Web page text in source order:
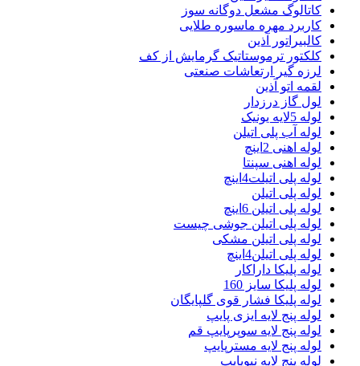
کاتالوگ مشعل دوگانه سوز
کاربرد مهره ماسوره طلایی
کالبیراتور آذین
کلکتور ترموستاتیک گرمایش از کف
لرزه گیر ارتعاشات صنعتی
لقمه اتو آذین
لول گاز درزدار
لوله 5لایه یونیک
لوله آب پلی اتیلن
لوله اهنی 2اینچ
لوله اهنی سپنتا
لوله پلی اتیلت4اینچ
لوله پلی اتیلن
لوله پلی اتیلن 6اینچ
لوله پلی اتیلن جوشی چیست
لوله پلی اتیلن مشکی
لوله پلی اتیلن4اینچ
لوله پلیکا داراکار
لوله پلیکا سایز 160
لوله پلیکا فشار قوی گلپایگان
لوله پنج لایه ایزی پایپ
لوله پنج لایه سوپرپایپ قم
لوله پنج لایه مسترپایپ
لوله پنج لایه نیوپایپ